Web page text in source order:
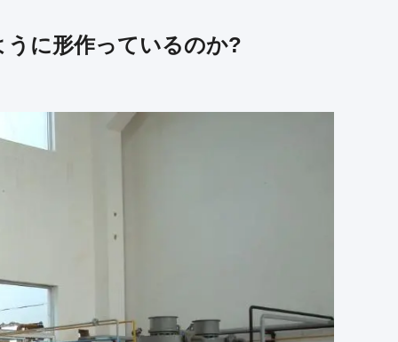
に形作っているのか?